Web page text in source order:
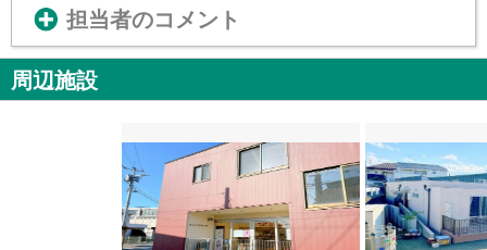
担当者のコメント
周辺施設